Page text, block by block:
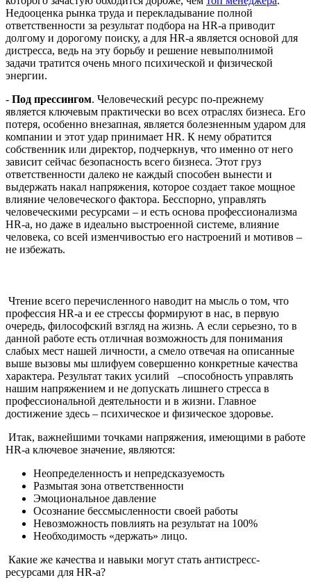
Недооценка рынка труда и перекладывание полной
ответственности за результат подбора на HR-а приводит
долгому и дорогому поиску, а для HR-а является основой для
дистресса, ведь на эту борьбу и решение невыполнимой
задачи тратится очень много психической и физической
энергии.
- Под прессингом. Человеческий ресурс по-прежнему
является ключевым практически во всех отраслях бизнеса. Его
потеря, особенно внезапная, является болезненным ударом для
компании и этот удар принимает HR. К нему обратится
собственник или директор, подчеркнув, что именно от него
зависит сейчас безопасность всего бизнеса. Этот груз
ответственности далеко не каждый способен вынести и
выдержать накал напряжения, которое создает такое мощное
влияние человеческого фактора. Бесспорно, управлять
человеческими ресурсами – и есть основа профессионализма
HR-a, но даже в идеально выстроенной системе, влияние
человека, со всей изменчивостью его настроений и мотивов –
не избежать.
Чтение всего перечисленного наводит на мысль о том, что
профессия HR-a и ее стрессы формируют в нас, в первую
очередь, философский взгляд на жизнь. А если серьезно, то в
данной работе есть отличная возможность для понимания
слабых мест нашей личности, а смело отвечая на описанные
выше вызовы мы шлифуем совершенно конкретные качества
характера. Результат таких усилий –способность управлять
нашим напряжением и не допускать лишнего стресса в
профессиональной деятельности и в жизни. Главное
достижение здесь – психическое и физическое здоровье.
Итак, важнейшими точками напряжения, имеющими в работе
HR-а ключевое значение, являются:
Неопределенность и непредсказуемость
Размытая зона ответственности
Эмоциональное давление
Осознание бессмысленности своей работы
Невозможность повлиять на результат на 100%
Необходимость «держать» лицо.
Какие же качества и навыки могут стать антистресс-
ресурсами для HR-а?